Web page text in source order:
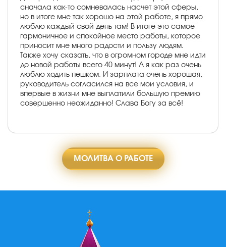
сначала как-то сомневалась насчет этой сферы,
но в итоге мне так хорошо на этой работе, я прямо
люблю каждый свой день там! В итоге это самое
гармоничное и спокойное место работы, которое
приносит мне много радости и пользу людям.
Также хочу сказать, что в огромном городе мне идти
до новой работы всего 40 минут! А я как раз очень
люблю ходить пешком. И зарплата очень хорошая,
руководитель согласился на все мои условия, и
впервые в жизни мне выплатили большую премию
совершенно неожиданно! Слава Богу за всё!
МОЛИТВА О РАБОТЕ